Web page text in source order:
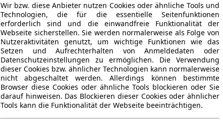
Wir bzw. diese Anbieter nutzen Cookies oder ähnliche Tools und
Technologien, die für die essentielle Seitenfunktionen
erforderlich sind und die einwandfreie Funktionalität der
Webseite sicherstellen. Sie werden normalerweise als Folge von
Nutzeraktivitäten genutzt, um wichtige Funktionen wie das
Setzen und Aufrechterhalten von Anmeldedaten oder
Datenschutzeinstellungen zu ermöglichen. Die Verwendung
dieser Cookies bzw. ähnlicher Technologien kann normalerweise
nicht abgeschaltet werden. Allerdings können bestimmte
Browser diese Cookies oder ähnliche Tools blockieren oder Sie
darauf hinweisen. Das Blockieren dieser Cookies oder ähnlicher
Tools kann die Funktionalität der Webseite beeinträchtigen.